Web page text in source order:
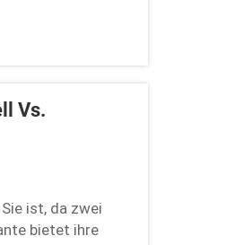
Vs.
ist, da zwei
bietet ihre